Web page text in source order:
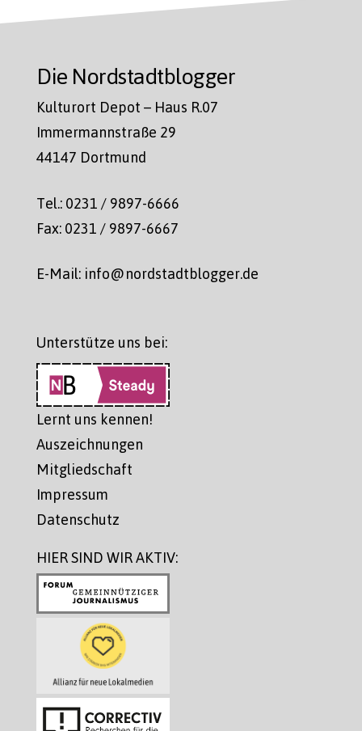
Die Nordstadtblogger
Kulturort Depot – Haus R.07
Immermannstraße 29
44147 Dortmund
Tel.: 0231 / 9897-6666
Fax: 0231 / 9897-6667
E-Mail: info@nordstadtblogger.de
Unterstütze uns bei:
Lernt uns kennen!
Auszeichnungen
Mitgliedschaft
Impressum
Datenschutz
HIER SIND WIR AKTIV: